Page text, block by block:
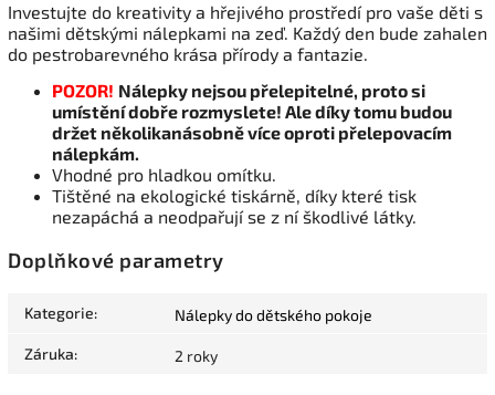
Investujte do kreativity a hřejivého prostředí pro vaše děti s
našimi dětskými nálepkami na zeď. Každý den bude zahalen
do pestrobarevného krása přírody a fantazie.
POZOR! Nálepky nejsou přelepitelné, proto si
umístění dobře rozmyslete! Ale díky tomu budou
držet několikanásobně více oproti přelepovacím
nálepkám.
Vhodné pro hladkou omítku.
Tištěné na ekologické tiskárně, díky které tisk
nezapáchá a neodpařují se z ní škodlivé látky.
Doplňkové parametry
Kategorie: Nálepky do dětského pokoje
Záruka: 2 roky